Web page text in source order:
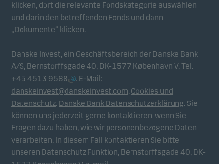
klicken, dort die relevante Fondskategorie auswählen
und darin den betreffenden Fonds und dann
„Dokumente“ klicken.
Danske Invest, ein Geschäftsbereich der Danske Bank
A/S, Bernstorffsgade 40, DK-1577 København V. Tel.
+45 4513 9588
. E-Mail:
danskeinvest@danskeinvest.com. Cookies und
Datenschutz. Danske Bank Datenschutzerklärung. Sie
können uns jederzeit gerne kontaktieren, wenn Sie
Fragen dazu haben, wie wir personenbezogene Daten
verarbeiten. In diesem Fall kontaktieren Sie bitte
unseren Datenschutz Funktion, Bernstorffsgade 40, DK-